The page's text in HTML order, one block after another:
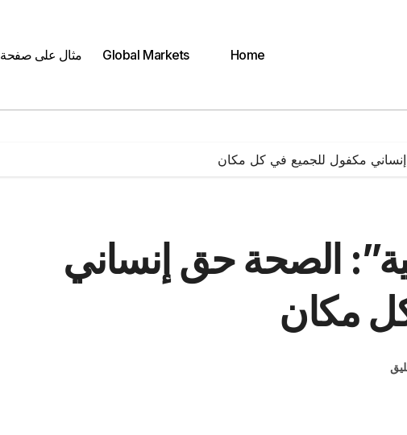
Home
Global Markets مثال على صفحة
إنساني مكفول للجميع في كل مكان
الصحة حق إنساني
مكان